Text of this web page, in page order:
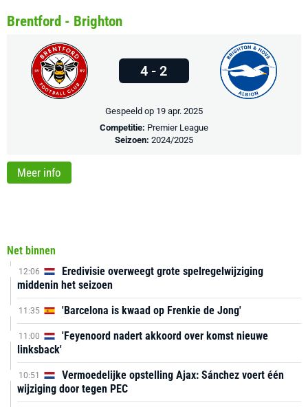
Net binnen
12:06
Eredivisie overweegt grote spelregelwijziging
middenin het seizoen
11:35 'Barcelona is kwaad op Frenkie de Jong'
11:00
'Feyenoord nadert akkoord over komst nieuwe
linksback'
10:51
Vermoedelijke opstelling Ajax: Sánchez voert één
wijziging door tegen PEC
Brentford - Brighton
4 - 2
Gespeeld op 19 apr. 2025
Competitie: Premier League
Seizoen: 2024/2025
Meer info